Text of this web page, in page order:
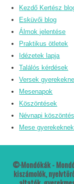
Kezdő Kertész
Esküvői blog
Álmok jelentése
Praktikus ötletek
Idézetek lapja
Találós kérdések
Versek
Mesenapok
Köszöntések
Névnapi
Mese gyerekeknek
©·Mondókák -
kiszámolók,